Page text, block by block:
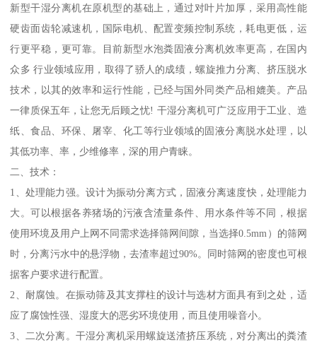
新型干湿分离机在原机型的基础上，通过对叶片加厚，采用高性能
硬齿面齿轮减速机，国际电机、配置变频控制系统，耗电更低，运
行更平稳，更可靠。目前新型水泡粪固液分离机效率更高，在国内
众多 行业领域应用，取得了骄人的成绩，螺旋推力分离、挤压脱水
技术，以其的效率和运行性能，已经与国外同类产品相媲美。产品
一律质保五年，让您无后顾之忧! 干湿分离机可广泛应用于工业、造
纸、食品、环保、屠宰、化工等行业领域的固液分离脱水处理，以
其低功率、率，少维修率，深的用户青睐。
二、技术：
1、处理能力强。设计为振动分离方式，固液分离速度快，处理能力
大。可以根据各养猪场的污液含渣量条件、用水条件等不同，根据
使用环境及用户上网不同需求选择筛网间隙，当选择0.5mm）的筛网
时，分离污水中的悬浮物，去渣率超过90%。同时筛网的密度也可根
据客户要求进行配置。
2、耐腐蚀。在振动筛及其支撑柱的设计与选材方面具有到之处，适
应了腐蚀性强、湿度大的恶劣环境使用，而且使用噪音小。
3、二次分离。干湿分离机采用螺旋送渣挤压系统，对分离出的粪渣